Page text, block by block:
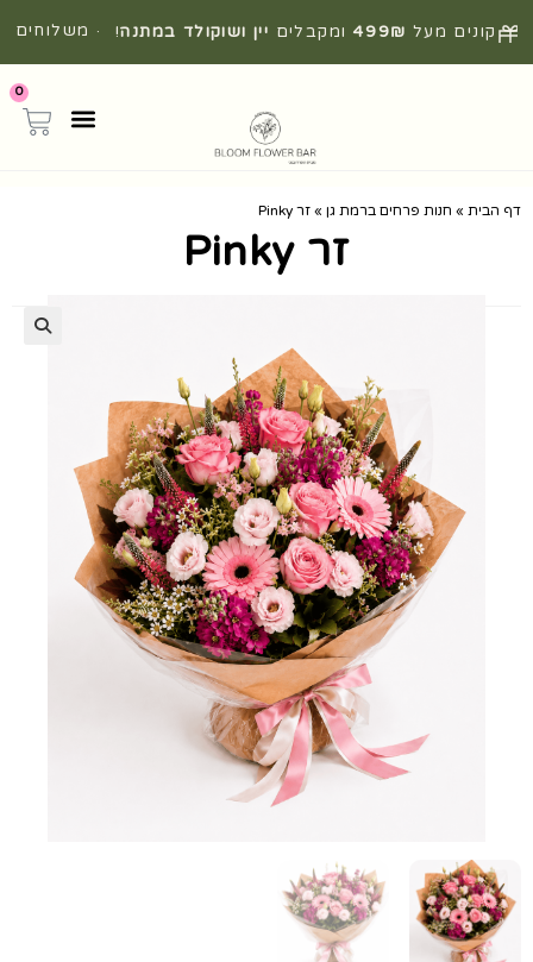
קונים מעל 499₪ ומקבלים יין ושוקולד במתנה! · משלוחים
0
דף הבית » חנות פרחים ברמת גן » זר Pinky
זר Pinky